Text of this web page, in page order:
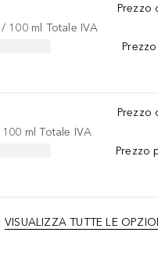
Prezzo
/ 100 ml Totale IVA
Prezzo
Prezzo
100 ml Totale IVA
VISUALIZZA TUTTE LE